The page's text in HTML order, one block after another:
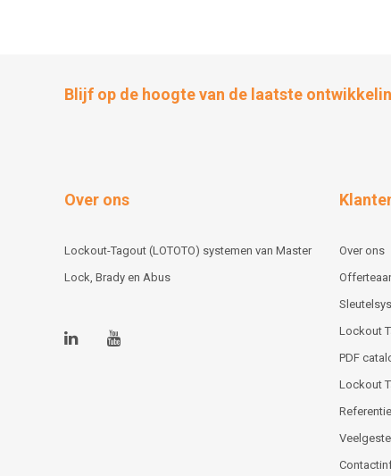
Blijf op de hoogte van de laatste
Over ons
Lockout-Tagout (LOTOTO) systemen van Master
Lock, Brady en Abus
Over ons
Lockout
PDF
Lockout